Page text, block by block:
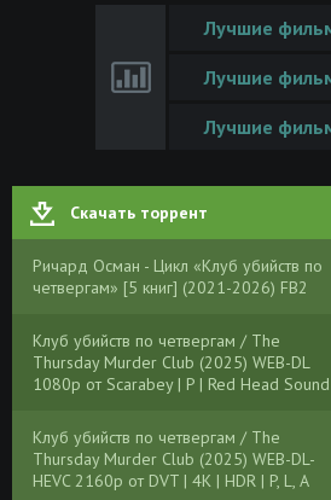
Лучшие
Лучшие
Лучшие
Скачать торрент
Ричард Осман - Цикл «Клуб убийств по
четвергам» [5 книг] (2021-2026) FB2
Клуб убийств по четвергам / The
Thursday Murder Club (2025) WEB-DL
1080p от Scarabey | P | Red Head Sound
Клуб убийств по четвергам / The
Thursday Murder Club (2025) WEB-DL-
HEVC 2160p от DVT | 4K | HDR | P, L, A